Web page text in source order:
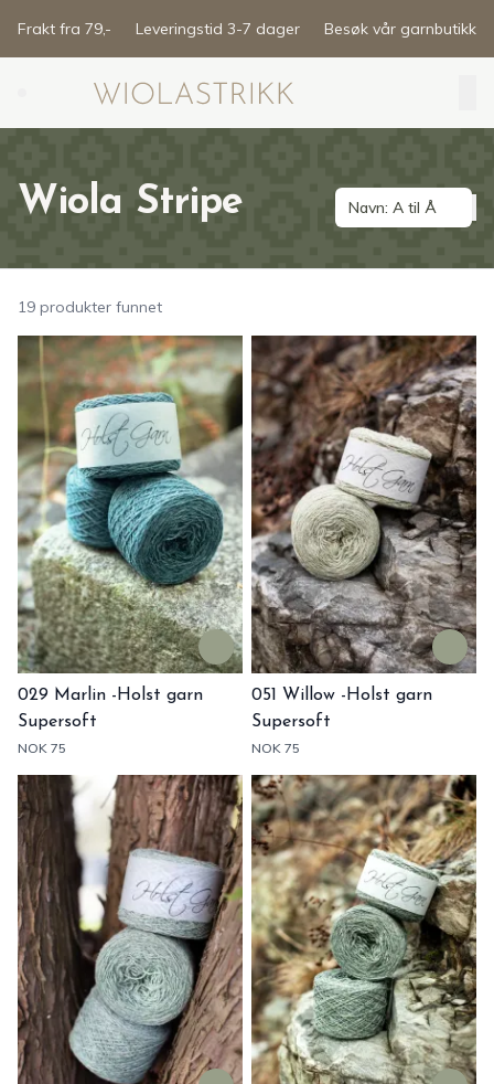
Frakt fra 79,- Leveringstid 3-7 dager Besøk vår garnbutikk
Search (⌘K)
Wiola Stripe Navn: A til Å
19 produkter funnet
029 Marlin -Holst garn
Supersoft
NOK 75
051 Willow -Holst garn
Supersoft
NOK 75